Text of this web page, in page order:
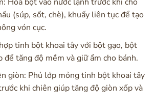
(súp, sốt, chè), khuấy liên tục để tạo
vón cục.
tinh bột khoai tây với bột gạo, bột
để tăng độ mềm và giữ ẩm cho bánh.
giòn: Phủ lớp mỏng tinh bột khoai tây
khi chiên giúp tăng độ giòn xốp và